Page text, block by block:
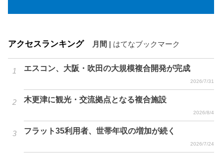
アクセスランキング 月間 はてなブックマーク
エスコン、大阪・吹田の大規模複合開発が完成
2026/7/31
木更津に観光・交流拠点となる複合施設
2026/8/4
フラット35利用者、世帯年収の増加が続く
2026/7/24